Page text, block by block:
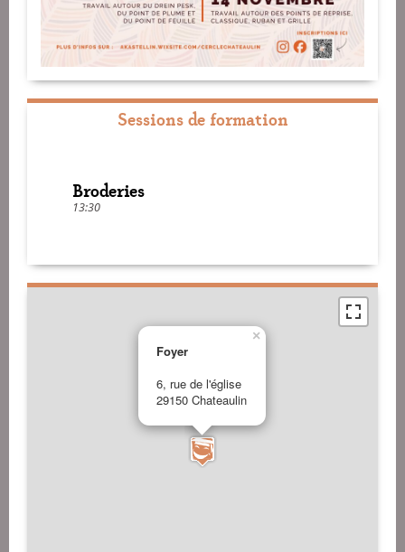
Sessions de formation
Broderies
13:30
Foyer
6, rue de l'église
29150 Chateaulin
×